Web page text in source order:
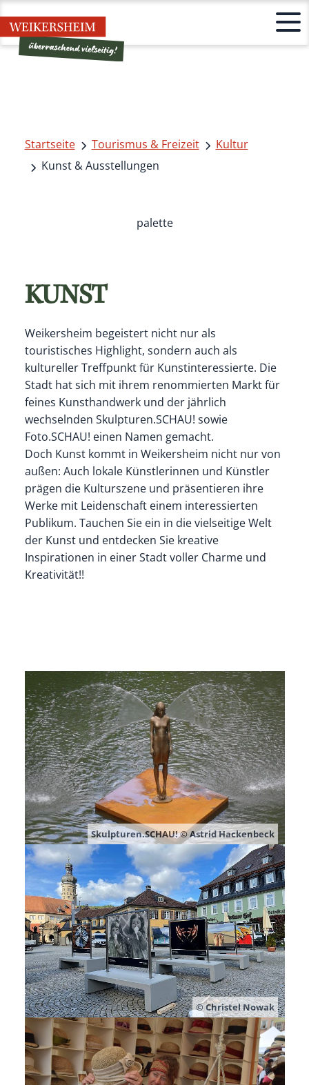
Startseite Tourismus & Freizeit
Kultur
Kunst & Ausstellungen
KUNST
Weikersheim begeistert nicht nur als
touristisches Highlight, sondern auch als
kultureller Treffpunkt für Kunstinteressierte. Die
Stadt hat sich mit ihrem renommierten Markt für
feines Kunsthandwerk und der jährlich
wechselnden Skulpturen.SCHAU! sowie
Foto.SCHAU! einen Namen gemacht.
Doch Kunst kommt in Weikersheim nicht nur von
außen: Auch lokale Künstlerinnen und Künstler
prägen die Kulturszene und präsentieren ihre
Werke mit Leidenschaft einem interessierten
Publikum. Tauchen Sie ein in die vielseitige Welt
der Kunst und entdecken Sie kreative
Inspirationen in einer Stadt voller Charme und
Kreativität!!
palette
Skulpturen.SCHAU! © Astrid Hackenbeck
© Christel Nowak